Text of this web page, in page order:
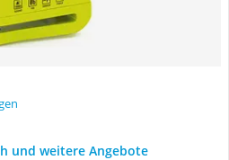
und weitere Angebote